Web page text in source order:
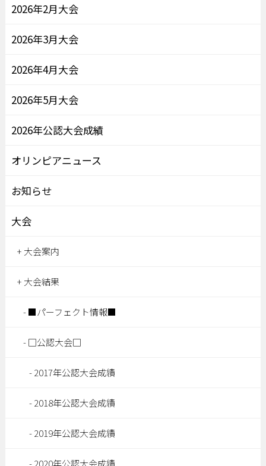
2026年2月大会
2026年3月大会
2026年4月大会
2026年5月大会
2026年公認大会成績
オリンピアニュース
お知らせ
大会
大会案内
大会結果
■パーフェクト情報■
□公認大会□
2017年公認大会成績
2018年公認大会成績
2019年公認大会成績
2020年公認大会成績